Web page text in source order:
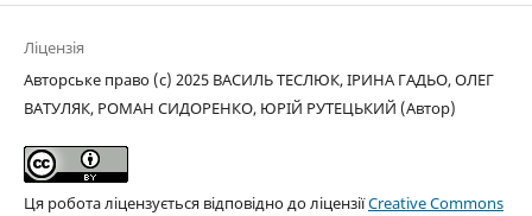
Ліцензія
Авторське право (c) 2025 ВАСИЛЬ ТЕСЛЮК, ІРИНА ГАДЬО, ОЛЕГ
ВАТУЛЯК, РОМАН СИДОРЕНКО, ЮРІЙ РУТЕЦЬКИЙ (Автор)
Ця робота ліцензується відповідно до ліцензіїCreative Commons